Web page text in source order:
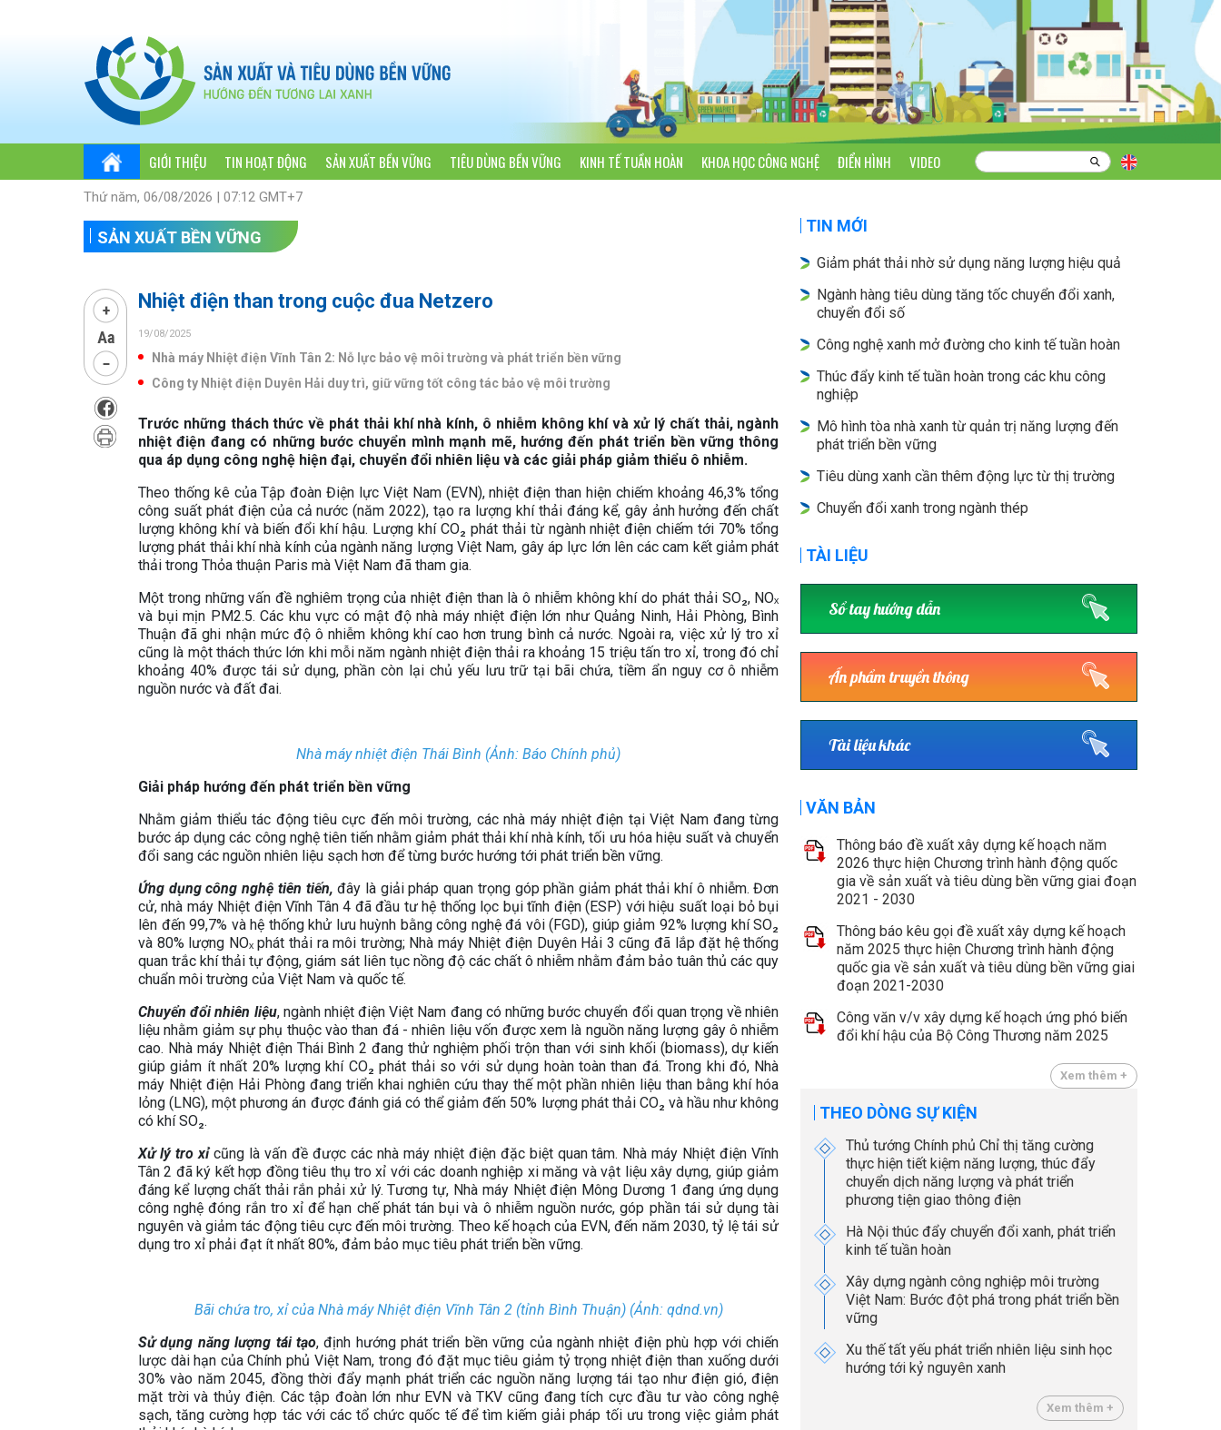
GIỚI THIỆU TIN HOẠT ĐỘNG SẢN XUẤT BỀN VỮNG TIÊU DÙNG BỀN VỮNG KINH TẾ TUẦN HOÀN KHOA HỌC CÔNG NGHỆ ĐIỂN HÌNH VIDEO
Thứ năm, 06/08/2026 | 07:12 GMT+7
SẢN XUẤT BỀN VỮNG
Nhiệt điện than trong cuộc đua Netzero
19/08/2025
Nhà máy Nhiệt điện Vĩnh Tân 2: Nỗ lực bảo vệ môi trường và phát triển bền vững
Công ty Nhiệt điện Duyên Hải duy trì, giữ vững tốt công tác bảo vệ môi trường
Trước những thách thức về phát thải khí nhà kính, ô nhiễm không khí và xử lý chất thải, ngành
nhiệt điện đang có những bước chuyển mình mạnh mẽ, hướng đến phát triển bền vững thông
qua áp dụng công nghệ hiện đại, chuyển đổi nhiên liệu và các giải pháp giảm thiểu ô nhiễm.
Theo thống kê của Tập đoàn Điện lực Việt Nam (EVN), nhiệt điện than hiện chiếm khoảng 46,3% tổng
công suất phát điện của cả nước (năm 2022), tạo ra lượng khí thải đáng kể, gây ảnh hưởng đến chất
lượng không khí và biến đổi khí hậu. Lượng khí CO₂ phát thải từ ngành nhiệt điện chiếm tới 70% tổng
lượng phát thải khí nhà kính của ngành năng lượng Việt Nam, gây áp lực lớn lên các cam kết giảm phát
thải trong Thỏa thuận Paris mà Việt Nam đã tham gia.
Một trong những vấn đề nghiêm trọng của nhiệt điện than là ô nhiễm không khí do phát thải SO₂, NOₓ
và bụi mịn PM2.5. Các khu vực có mật độ nhà máy nhiệt điện lớn như Quảng Ninh, Hải Phòng, Bình
Thuận đã ghi nhận mức độ ô nhiễm không khí cao hơn trung bình cả nước. Ngoài ra, việc xử lý tro xỉ
cũng là một thách thức lớn khi mỗi năm ngành nhiệt điện thải ra khoảng 15 triệu tấn tro xỉ, trong đó chỉ
khoảng 40% được tái sử dụng, phần còn lại chủ yếu lưu trữ tại bãi chứa, tiềm ẩn nguy cơ ô nhiễm
nguồn nước và đất đai.
Nhà máy nhiệt điện Thái Bình (Ảnh: Báo Chính phủ)
Giải pháp hướng đến phát triển bền vững
Nhằm giảm thiểu tác động tiêu cực đến môi trường, các nhà máy nhiệt điện tại Việt Nam đang từng
bước áp dụng các công nghệ tiên tiến nhằm giảm phát thải khí nhà kính, tối ưu hóa hiệu suất và chuyển
đổi sang các nguồn nhiên liệu sạch hơn để từng bước hướng tới phát triển bền vững.
Ứng dụng công nghệ tiên tiến,đây là giải pháp quan trọng góp phần giảm phát thải khí ô nhiễm. Đơn
cử, nhà máy Nhiệt điện Vĩnh Tân 4 đã đầu tư hệ thống lọc bụi tĩnh điện (ESP) với hiệu suất loại bỏ bụi
lên đến 99,7% và hệ thống khử lưu huỳnh bằng công nghệ đá vôi (FGD), giúp giảm 92% lượng khí SO₂
và 80% lượng NOₓ phát thải ra môi trường; Nhà máy Nhiệt điện Duyên Hải 3 cũng đã lắp đặt hệ thống
quan trắc khí thải tự động, giám sát liên tục nồng độ các chất ô nhiễm nhằm đảm bảo tuân thủ các quy
chuẩn môi trường của Việt Nam và quốc tế.
Chuyển đổi nhiên liệu, ngành nhiệt điện Việt Nam đang có những bước chuyển đổi quan trọng về nhiên
liệu nhằm giảm sự phụ thuộc vào than đá - nhiên liệu vốn được xem là nguồn năng lượng gây ô nhiễm
cao. Nhà máy Nhiệt điện Thái Bình 2 đang thử nghiệm phối trộn than với sinh khối (biomass), dự kiến
giúp giảm ít nhất 20% lượng khí CO₂ phát thải so với sử dụng hoàn toàn than đá. Trong khi đó, Nhà
máy Nhiệt điện Hải Phòng đang triển khai nghiên cứu thay thế một phần nhiên liệu than bằng khí hóa
lỏng (LNG), một phương án được đánh giá có thể giảm đến 50% lượng phát thải CO₂ và hầu như không
có khí SO₂.
Xử lý tro xỉcũng là vấn đề được các nhà máy nhiệt điện đặc biệt quan tâm. Nhà máy Nhiệt điện Vĩnh
Tân 2 đã ký kết hợp đồng tiêu thụ tro xỉ với các doanh nghiệp xi măng và vật liệu xây dựng, giúp giảm
đáng kể lượng chất thải rắn phải xử lý. Tương tự, Nhà máy Nhiệt điện Mông Dương 1 đang ứng dụng
công nghệ đóng rắn tro xỉ để hạn chế phát tán bụi và ô nhiễm nguồn nước, góp phần tái sử dụng tài
nguyên và giảm tác động tiêu cực đến môi trường. Theo kế hoạch của EVN, đến năm 2030, tỷ lệ tái sử
dụng tro xỉ phải đạt ít nhất 80%, đảm bảo mục tiêu phát triển bền vững.
Bãi chứa tro, xỉ của Nhà máy Nhiệt điện Vĩnh Tân 2 (tỉnh Bình Thuận) (Ảnh: qdnd.vn)
Sử dụng năng lượng tái tạo, định hướng phát triển bền vững của ngành nhiệt điện phù hợp với chiến
lược dài hạn của Chính phủ Việt Nam, trong đó đặt mục tiêu giảm tỷ trọng nhiệt điện than xuống dưới
30% vào năm 2045, đồng thời đẩy mạnh phát triển các nguồn năng lượng tái tạo như điện gió, điện
mặt trời và thủy điện. Các tập đoàn lớn như EVN và TKV cũng đang tích cực đầu tư vào công nghệ
sạch, tăng cường hợp tác với các tổ chức quốc tế để tìm kiếm giải pháp tối ưu trong việc giảm phát
TIN MỚI
Giảm phát thải nhờ sử dụng năng lượng hiệu quả
Ngành hàng tiêu dùng tăng tốc chuyển đổi xanh,
chuyển đổi số
Công nghệ xanh mở đường cho kinh tế tuần hoàn
Thúc đẩy kinh tế tuần hoàn trong các khu công
nghiệp
Mô hình tòa nhà xanh từ quản trị năng lượng đến
phát triển bền vững
Tiêu dùng xanh cần thêm động lực từ thị trường
Chuyển đổi xanh trong ngành thép
TÀI LIỆU
Sổ tay hướng dẫn
Ấn phẩm truyền thông
Tài liệu khác
VĂN BẢN
Thông báo đề xuất xây dựng kế hoạch năm
2026 thực hiện Chương trình hành động quốc
gia về sản xuất và tiêu dùng bền vững giai đoạn
2021 - 2030
Thông báo kêu gọi đề xuất xây dựng kế hoạch
năm 2025 thực hiện Chương trình hành động
quốc gia về sản xuất và tiêu dùng bền vững giai
đoạn 2021-2030
Công văn v/v xây dựng kế hoạch ứng phó biến
đổi khí hậu của Bộ Công Thương năm 2025
Xem thêm +
THEO DÒNG SỰ KIỆN
Thủ tướng Chính phủ Chỉ thị tăng cường
thực hiện tiết kiệm năng lượng, thúc đẩy
chuyển dịch năng lượng và phát triển
phương tiện giao thông điện
Hà Nội thúc đẩy chuyển đổi xanh, phát triển
kinh tế tuần hoàn
Xây dựng ngành công nghiệp môi trường
Việt Nam: Bước đột phá trong phát triển bền
vững
Xu thế tất yếu phát triển nhiên liệu sinh học
hướng tới kỷ nguyên xanh
Xem thêm +